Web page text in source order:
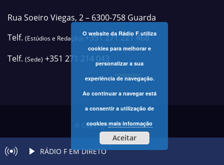
Rua Soeiro Viegas, 2 – 6300-758 Guarda
Telf. (Estúdios e Redação)+351 271 221 468
Telf. (Sede) +351 271 214 043
+contactos
© Copyright 2025 Rádio F
O website da Rádio F utiliza
cookies para melhorar e
personalizar a sua
experiência de navegação.
Ao continuar a navegar está
a consentir a utilização de
cookiesmais informação
Aceitar
RÁDIO F EM DIRETO